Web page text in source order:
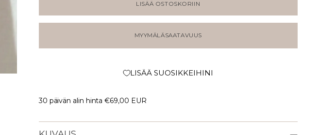
LISÄÄ OSTOSKORIIN
MYYMÄLÄSAATAVUUS
LISÄÄ SUOSIKKEIHINI
30 päivän alin hinta €69,00 EUR